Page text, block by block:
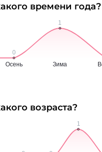
времени года?
возраста?